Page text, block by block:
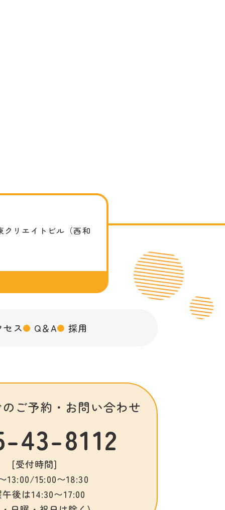
リエイトビル（西和
セス Q＆A 採用
ご予約・ お問い合わせ
43-8112
[受付時間]
13:00/15:00〜18:30
後は14:30〜17:00